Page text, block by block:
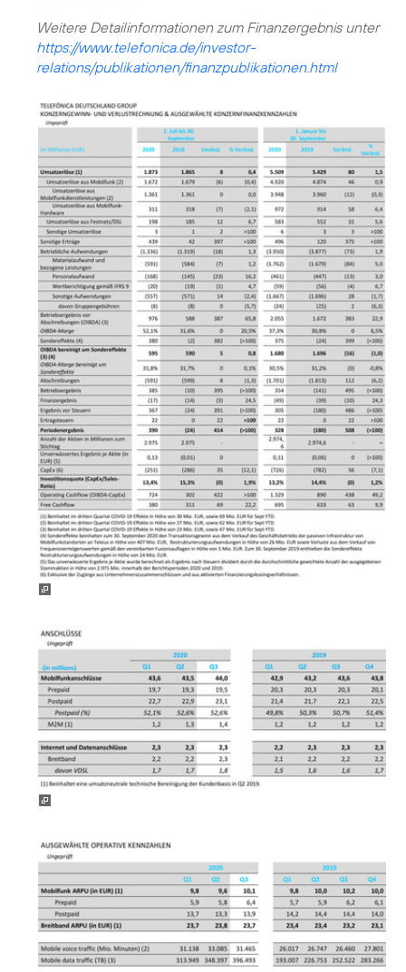
https://www.telefonica.de/investor-
relations/publikationen/finanzpublikationen.html